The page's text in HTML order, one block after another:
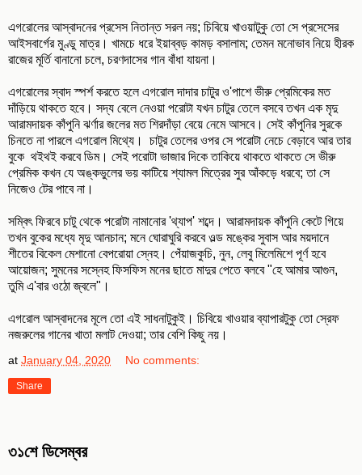
এগরোলের আস্বাদনের প্রসেস নিতান্ত সরল নয়; চিবিয়ে খাওয়াটুকু তো সে প্রসেসের
আইসবার্গের মুণ্ডু মাত্র। খামচে ধরে ইয়াব্বড় কামড় বসালাম; তেমন মনোভাব নিয়ে হীরক
রাজের মূর্তি বানানো চলে, চরণদাসের গান বাঁধা যায়না।
এগরোলের স্বাদ স্পর্শ করতে হলে এগরোল দাদার চাটুর ও'পাশে ভীরু প্রেমিকের মত
দাঁড়িয়ে থাকতে হবে। সদ্য বেলে নেওয়া পরোটা যখন চাটুর তেলে বসবে তখন এক মৃদু
আরামদায়ক কাঁপুনি ঝর্ণার জলের মত শিরদাঁড়া বেয়ে নেমে আসবে। সেই কাঁপুনির সুরকে
চিনতে না পারলে এগরোল মিথ্যে। চাটুর তেলের ওপর সে পরোটা নেচে বেড়াবে আর তার
বুকে থইথই করবে ডিম। সেই পরোটা ভাজার দিকে তাকিয়ে থাকতে থাকতে সে ভীরু
প্রেমিক কখন যে অঙ্কভুলের ভয় কাটিয়ে শ্যামল মিত্রের সুর আঁকড়ে ধরবে; তা সে
নিজেও টের পাবে না।
সম্বিৎ ফিরবে চাটু থেকে পরোটা নামানোর 'থ্যাপ' শব্দে। আরামদায়ক কাঁপুনি কেটে গিয়ে
তখন বুকের মধ্যে মৃদু আনচান; মনে ঘোরাঘুরি করবে ওল্ড মঙ্কের সুবাস আর ময়দানে
শীতের বিকেল মেশানো বেপরোয়া স্নেহ। পেঁয়াজকুচি, নুন, লেবু মিলেমিশে পূর্ণ হবে
আয়োজন; সুমনের সস্নেহ ফিসফিস মনের ছাতে মাদুর পেতে বলবে "হে আমার আগুন,
তুমি এ'বার ওঠো জ্বলে"।
এগরোল আস্বাদনের মূলে তো এই সাধনাটুকুই। চিবিয়ে খাওয়ার ব্যাপারটুকু তো স্রেফ
নজরুলের গানের খাতা মলাট দেওয়া; তার বেশি কিছু নয়।
at January 04, 2020 No comments:
Share
৩১শে ডিসেম্বর